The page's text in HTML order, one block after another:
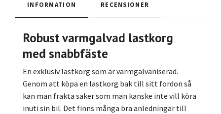
INFORMATION RECENSIONER
Robust varmgalvad lastkorg
med snabbfäste
En exklusiv lastkorg som är varmgalvaniserad.
Genom att köpa en lastkorg bak till sitt fordon så
kan man frakta saker som man kanske inte vill köra
inuti sin bil. Det finns många bra anledningar till